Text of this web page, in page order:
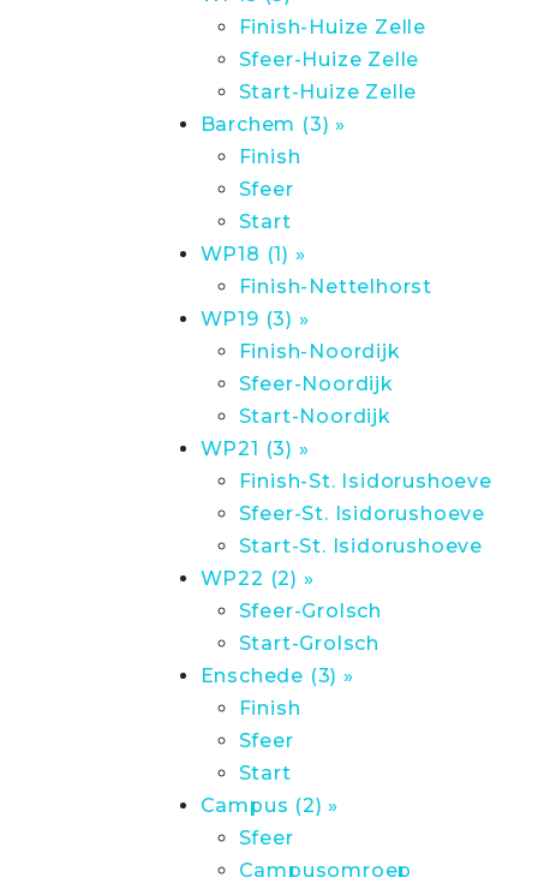
Finish-Huize Zelle
Sfeer-Huize Zelle
Start-Huize Zelle
Barchem (3) »
Finish
Sfeer
Start
WP18 (1) »
Finish-Nettelhorst
WP19 (3) »
Finish-Noordijk
Sfeer-Noordijk
Start-Noordijk
WP21 (3) »
Finish-St. Isidorushoeve
Sfeer-St. Isidorushoeve
Start-St. Isidorushoeve
WP22 (2) »
Sfeer-Grolsch
Start-Grolsch
Enschede (3) »
Finish
Sfeer
Start
Campus (2) »
Sfeer
Campusomroep